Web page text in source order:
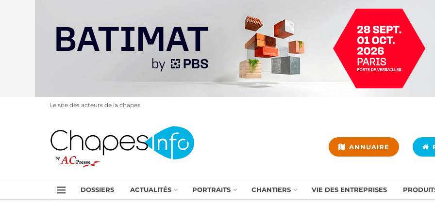
Le site des acteurs de la chapes
ANNUAIRE
DOSSIERS ACTUALITÉS PORTRAITS CHANTIERS VIE DES ENTREPRISES